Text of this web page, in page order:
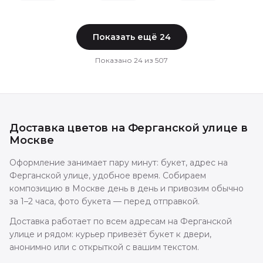
Показать ещё 24
Показано 24 из 507
Доставка цветов на Ферганской улице в
Москве
Оформление занимает пару минут: букет, адрес на
Ферганской улице, удобное время. Собираем
композицию в Москве день в день и привозим обычно
за 1–2 часа, фото букета — перед отправкой.
Доставка работает по всем адресам на Ферганской
улице и рядом: курьер привезёт букет к двери,
анонимно или с открыткой с вашим текстом.